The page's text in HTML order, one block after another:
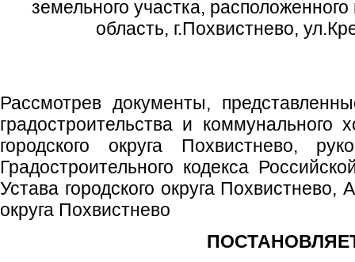
земельного участка,
область, г.Похвистнево,
Рассмотрев документы,
градостроительства и коммунального
городского округа Похвистнево,
Градостроительного кодекса
Устава городского округа Похвистнево,
округа Похвистнево